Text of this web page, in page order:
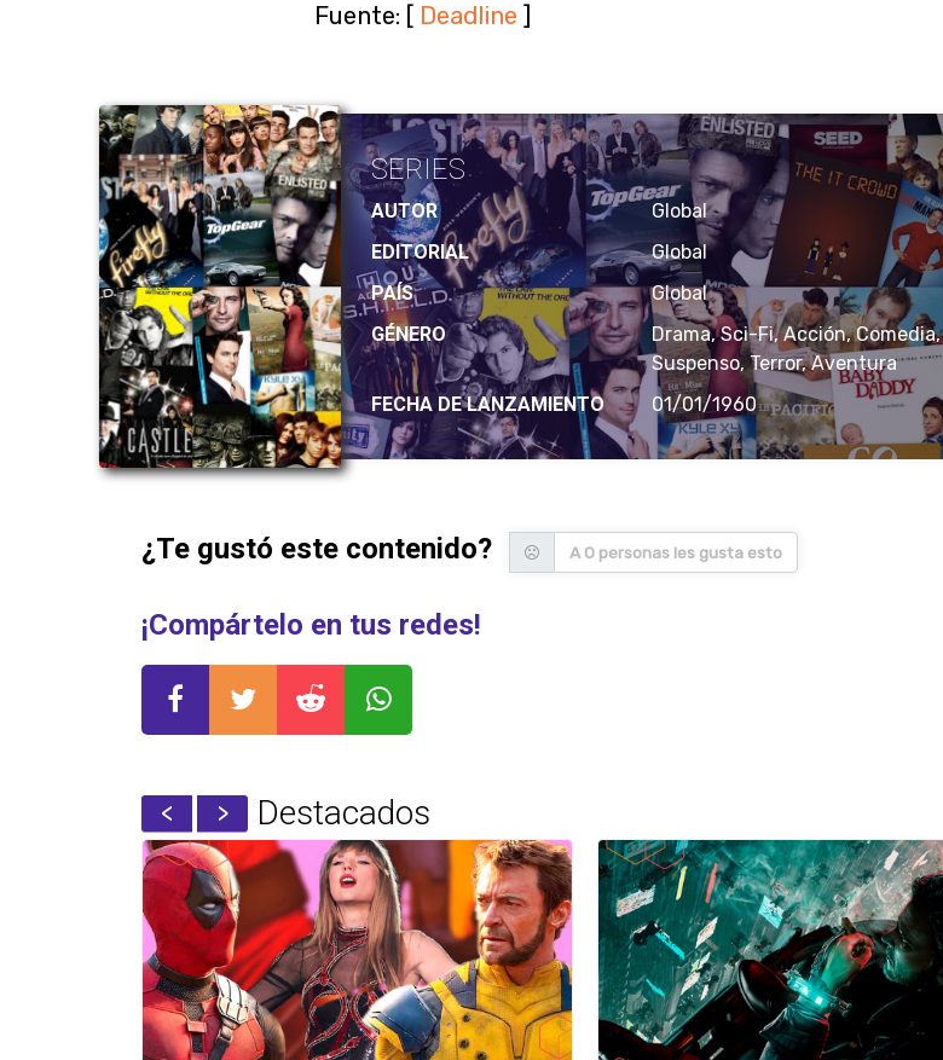
Fuente: [ Deadline ]
SERIES
AUTOR
Global
EDITORIAL
Global
PAÍS
Global
GÉNERO
Drama, Sci-Fi, Acción, Comedia,
Suspenso, Terror, Aventura
FECHA DE LANZAMIENTO
01/01/1960
¿Te gustó este contenido? A 0 personas les gusta esto
¡Compártelo en tus redes!
Destacados